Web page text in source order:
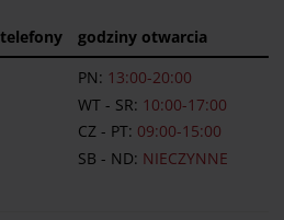
telefony
godziny otwarcia
PN: 13:00-20:00
WT - SR: 10:00-17:00
CZ - PT: 09:00-15:00
SB - ND: NIECZYNNE